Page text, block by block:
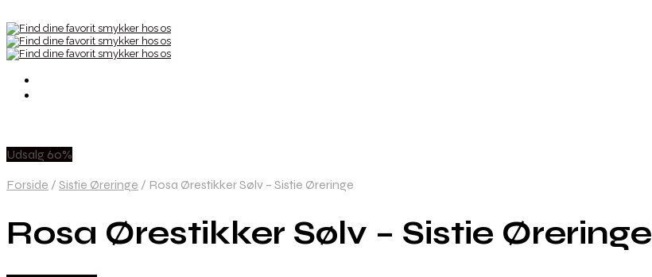
Udsalg 60%
Forside / Sistie Øreringe / Rosa Ørestikker Sølv – Sistie Øreringe
Rosa Ørestikker Sølv – Sistie Øreringe